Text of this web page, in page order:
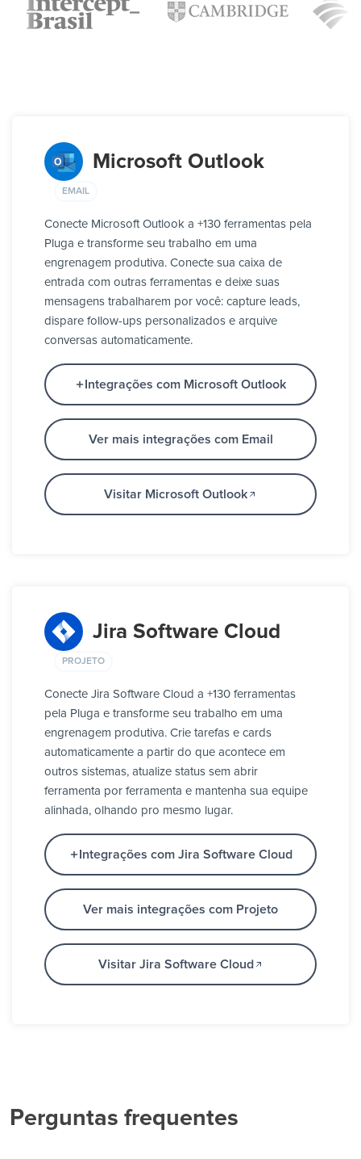
Microsoft Outlook
EMAIL
Conecte Microsoft Outlook a +130 ferramentas pela
Pluga e transforme seu trabalho em uma
engrenagem produtiva. Conecte sua caixa de
entrada com outras ferramentas e deixe suas
mensagens trabalharem por você: capture leads,
dispare follow-ups personalizados e arquive
conversas automaticamente.
Integrações com Microsoft Outlook
Ver mais integrações com Email
Visitar Microsoft Outlook
Jira Software Cloud
PROJETO
Conecte Jira Software Cloud a +130 ferramentas
pela Pluga e transforme seu trabalho em uma
engrenagem produtiva. Crie tarefas e cards
automaticamente a partir do que acontece em
outros sistemas, atualize status sem abrir
ferramenta por ferramenta e mantenha sua equipe
alinhada, olhando pro mesmo lugar.
Integrações com Jira Software Cloud
Ver mais integrações com Projeto
Visitar Jira Software Cloud
Perguntas frequentes